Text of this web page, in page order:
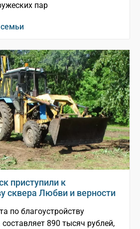
пар
семьи
приступили к
сквера Любви и верности
по благоустройству
890 тысяч рублей,